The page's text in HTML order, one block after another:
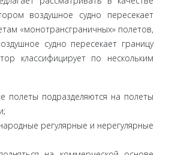
воздушное судно пересекает
«монотрансграничных» полетов,
судно пересекает границу
классифицирует по нескольким
полеты подразделяются на полеты
регулярные и нерегу­лярные